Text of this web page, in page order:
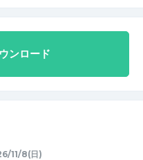
ンロード
11/8(日)